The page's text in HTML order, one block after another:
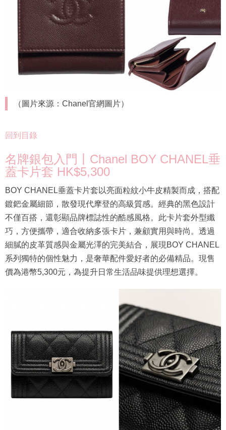
（圖片來源：Chanel官網圖片）
回到目錄
名牌銀包入門丨Chanel BOY CHANEL垂
蓋卡片套 HK$5,300
BOY CHANEL垂蓋卡片套以亮面粒紋小牛皮精製而成，搭配
鍍鈀金屬細節，散發現代摩登的高級質感。經典的黑色設計
不僅百搭，還彰顯品牌標誌性的酷感風格。此卡片套外型纖
巧，方便攜帶，適合收納多張卡片，兼顧實用與時尚。透過
細膩的皮革質感與金屬光澤的完美結合，展現BOY CHANEL
系列獨特的個性魅力，是奢華配件愛好者的必備精品。現售
價為港幣5,300元，為提升日常生活品味提供理想選擇。